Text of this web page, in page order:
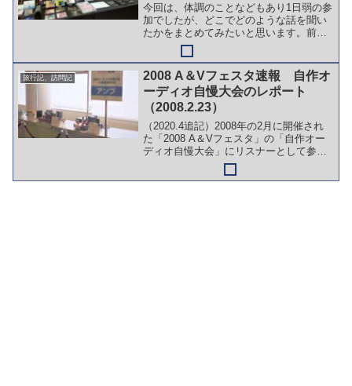
今回は、体調のことなどもあり1日弱の参
加でしたが、どこでどのような話を聞い
たかをまとめてみたいと思います。前編
はこちらです。オーディオイベントは聴
く場所であり聞く場所でもある筆者がオ
ーディオに詳しくない時代は、もっぱら
試聴タイムに新製品など...
旅行記、訪問記
2008 A＆Vフェスタ速報 自作オ
ーディオ自慢大会のレポート
（2008.2.23）
（2020.4追記）2008年の2月に開催され
た「2008 A＆Vフェスタ」の「自作オー
ディオ自慢大会」にリスナーとして参加
した直後のレポートです。記録としてこ
のページを残しています。自作のジャン